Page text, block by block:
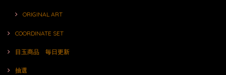
ORIGINAL ART
COORDINATE SET
目玉商品 毎日更新
抽選